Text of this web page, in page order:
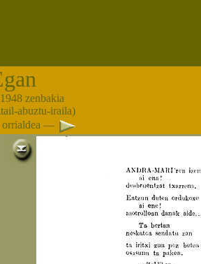
zenbakia
abuztu-iraila)
—